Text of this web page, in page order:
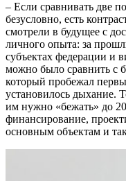
– Если сравнивать две
безусловно, есть
смотрели в будущее с
личного опыта: за
субъектах федерации и
можно было сравнить с
который пробежал
установилось дыхание.
им нужно «бежать» до
финансирование,
основным объектам и